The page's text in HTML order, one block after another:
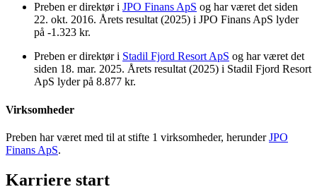
Preben er direktør i JPO Finans ApS og har været det siden
22. okt. 2016. Årets resultat (2025) i JPO Finans ApS lyder
på -1.323 kr.
Preben er direktør i Stadil Fjord Resort ApS og har været det
siden 18. mar. 2025. Årets resultat (2025) i Stadil Fjord Resort
ApS lyder på 8.877 kr.
Virksomheder
Preben har været med til at stifte 1 virksomheder, herunderJPO
Finans ApS.
Karriere start